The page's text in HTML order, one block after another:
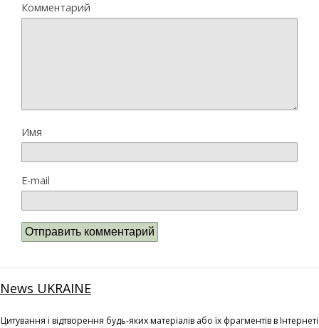
Комментарий
Имя
E-mail
News UKRAINE
Цитування і відтворення будь-яких матеріалів або їх фрагментів в Інтернеті